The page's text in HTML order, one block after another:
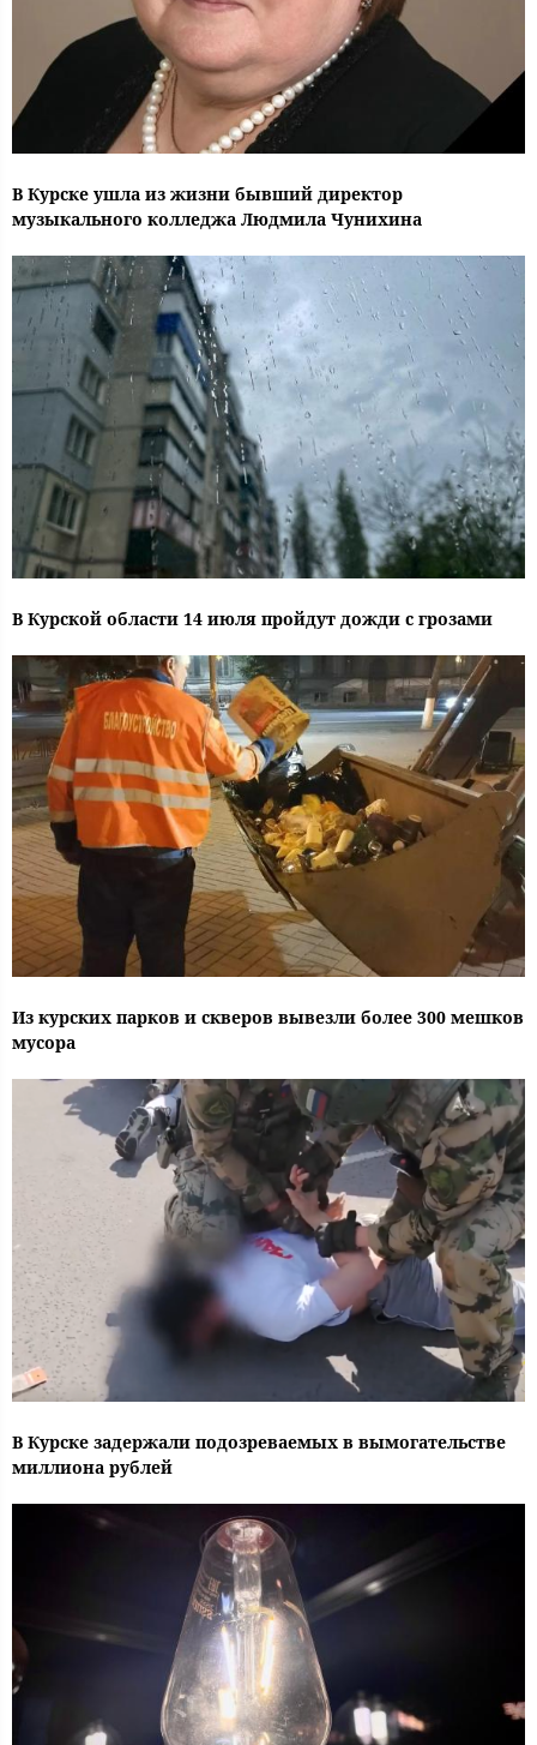
В Курске ушла из жизни бывший директор
музыкального колледжа Людмила Чунихина
В Курской области 14 июля пройдут дожди с грозами
Из курских парков и скверов вывезли более 300 мешков
мусора
В Курске задержали подозреваемых в вымогательстве
миллиона рублей